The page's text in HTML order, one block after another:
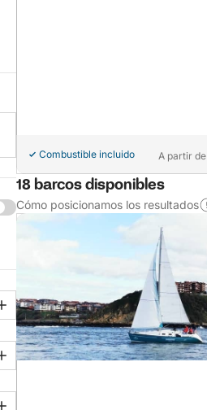
Combustible incluido A partir de
18 barcos disponibles
Cómo posicionamos los resultados